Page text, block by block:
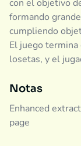
con el objetivo
formando
cumpliendo
El juego termina
losetas, y el
Notas
Enhanced
page